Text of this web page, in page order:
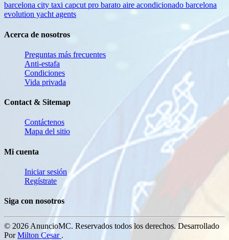
barcelona city taxi capcut pro barato aire acondicionado barcelona
evolution yacht agents
Acerca de nosotros
Preguntas más frecuentes
Anti-estafa
Condiciones
Vida privada
Contact & Sitemap
Contáctenos
Mapa del sitio
Mi cuenta
Iniciar sesión
Regístrate
Siga con nosotros
© 2026 AnuncioMC. Reservados todos los derechos. Desarrollado
PorMilton Cesar .